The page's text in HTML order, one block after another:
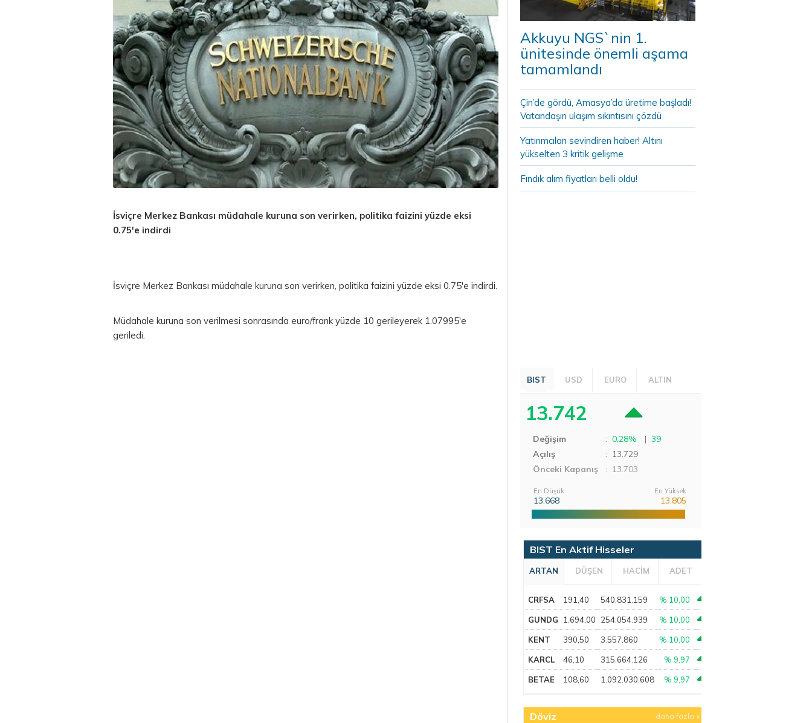
İsviçre Merkez Bankası müdahale kuruna son verirken, politika faizini yüzde eksi
0.75'e indirdi
İsviçre Merkez Bankası müdahale kuruna son verirken, politika faizini yüzde eksi 0.75'e indirdi.
Müdahale kuruna son verilmesi sonrasında euro/frank yüzde 10 gerileyerek 1.07995'e
geriledi.
Akkuyu NGS`nin 1.
ünitesinde önemli aşama
tamamlandı
Çin’de gördü, Amasya’da üretime başladı!
Vatandaşın ulaşım sıkıntısını çözdü
Yatırımcıları sevindiren haber! Altını
yükselten 3 kritik gelişme
Fındık alım fiyatları belli oldu!
BIST USD EURO ALTIN
13.742
Değişim : 0,28% | 39
Açılış
: 13.729
Önceki Kapanış
: 13.703
En Düşük
13.668
En Yüksek
13.805
BIST En Aktif Hisseler
ARTAN DÜŞEN HACİM ADET
CRFSA 191,40 540.831.159 % 10,00
GUNDG 1.694,00 254.054.939 % 10,00
KENT 390,50 3.557.860 % 10,00
KARCL 46,10 315.664.126 % 9,97
BETAE 108,60 1.092.030.608 % 9,97
Döviz daha fazla